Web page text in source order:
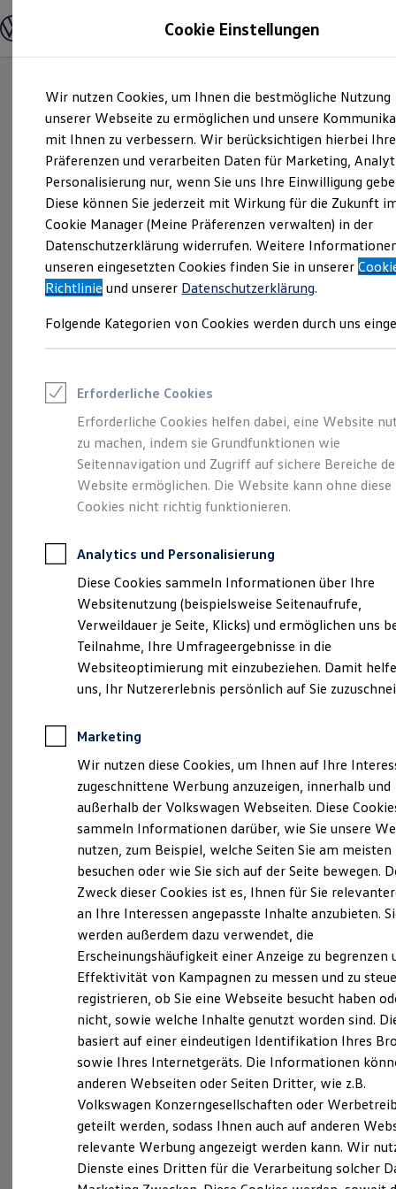
Hauptinhalt
springen
Footer
springen
Modelle und Konfigurator
Modelle vergleichen
Elektroautos
ENERGY Sondermodelle
Nutzfahrzeuge
SUV und CUV
Familienautos
Kombis
Kompaktwagen
Sportwagen
Schnell verfügbare Fahrzeuge
Angebote und Produkte
Aktuelle Angebote
E-Auto-Förderung
Volkswagen Marktplatz
Junge Gebrauchtwagen und Gebrauchtwagen
Saisonangebote
Leasing
Leasing-Angebote
Gebrauchtwagen Leasing
Junge Gebrauchtwagen-Leasing
Elektroauto Leasing
Kleinwagen-Leasing
Leasing ohne Anzahlung
Autokredit mit Schlussrate
Versicherungen und Garantien
Kfz-Versicherung
Restschuldversicherungen
Garantien
Wartungsverträge
Geschäftskunden
Professional Class bei Volkswagen
Großkunden
Behörden
Anpfiff zum Gewinn
Elektroautos
ID. Tutorials
Elektrofahrzeugkonzepte
Reichweite
Reichweite der ID. Modelle
Reichweite im Winter
Laden
Laden unterwegs
Laden Zuhause
Ladezeitensimulator
Batterie
Sicherheit
Garantie und Lebensdauer
Nachhaltigkeit
Technologie
Kosten und Kauf
Verbrauchskosten
Kaufoptionen
E-Auto-Förderung
Software und Konnektivität
Die ID. Software 6
ID. Software Versionen und Updates
Digitale Extras
Schnittstellen zu Ihrem ID.
So geht neu.
Entdecken Sie jetzt
den neuen ID.3 Neo!
(Impressum & Rechtliches)
Probefahrt vereinbaren
Fahrzeugangebot anfordern
Servicetermin buchen
Cookie Einstellungen
Wir nutzen Cookies, um Ihnen die bestmögliche Nutzung
unserer Webseite zu ermöglichen und unsere
mit Ihnen zu verbessern. Wir berücksichtigen hierbei Ihre
Präferenzen und verarbeiten Daten für Marketing,
Personalisierung nur, wenn Sie uns Ihre Einwilligung
Diese können Sie jederzeit mit Wirkung für die Zukunft
Cookie Manager (Meine Präferenzen verwalten) in der
Datenschutzerklärung widerrufen. Weitere
unseren eingesetzten Cookies finden Sie in unserer
Richtlinie und unserer Datenschutzerklärung.
Folgende Kategorien von Cookies werden durch uns
Erforderliche Cookies
Erforderliche Cookies helfen dabei, eine Website
zu machen, indem sie Grundfunktionen wie
Seitennavigation und Zugriff auf sichere Bereiche
Website ermöglichen. Die Website kann ohne diese
Cookies nicht richtig funktionieren.
Analytics und Personalisierung
Diese Cookies sammeln Informationen über Ihre
Websitenutzung (beispielsweise Seitenaufrufe,
Verweildauer je Seite, Klicks) und ermöglichen uns
Teilnahme, Ihre Umfrageergebnisse in die
Websiteoptimierung mit einzubeziehen. Damit
uns, Ihr Nutzererlebnis persönlich auf Sie
Marketing
Wir nutzen diese Cookies, um Ihnen auf Ihre
zugeschnittene Werbung anzuzeigen, innerhalb und
außerhalb der Volkswagen Webseiten. Diese
sammeln Informationen darüber, wie Sie unsere
nutzen, zum Beispiel, welche Seiten Sie am meisten
besuchen oder wie Sie sich auf der Seite bewegen.
Zweck dieser Cookies ist es, Ihnen für Sie
an Ihre Interessen angepasste Inhalte anzubieten.
werden außerdem dazu verwendet, die
Erscheinungshäufigkeit einer Anzeige zu begrenzen
Effektivität von Kampagnen zu messen und zu
registrieren, ob Sie eine Webseite besucht haben
nicht, sowie welche Inhalte genutzt worden sind.
basiert auf einer eindeutigen Identifikation Ihres
sowie Ihres Internetgeräts. Die Informationen
anderen Webseiten oder Seiten Dritter, wie z.B.
Volkswagen Konzerngesellschaften oder
geteilt werden, sodass Ihnen auch auf anderen
relevante Werbung angezeigt werden kann. Wir
Dienste eines Dritten für die Verarbeitung solcher